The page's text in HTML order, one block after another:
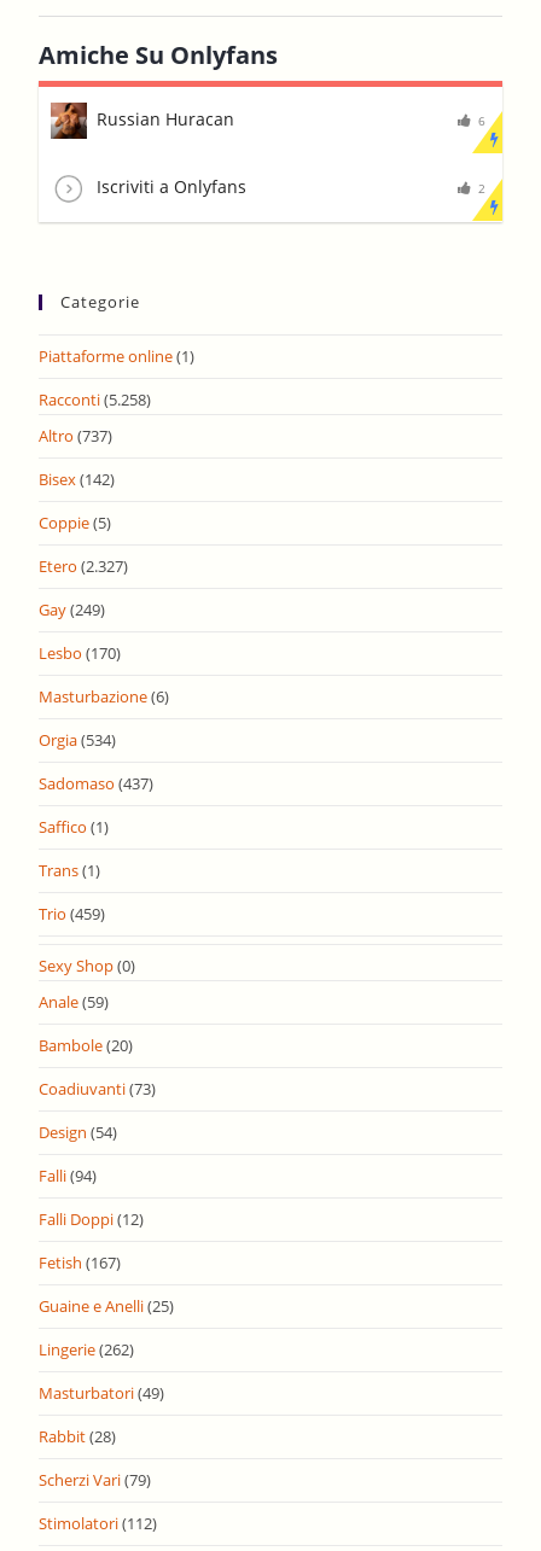
Amiche Su Onlyfans
Russian Huracan 6
Iscriviti a Onlyfans 2
Categorie
Piattaforme online(1)
Racconti(5.258)
Altro (737)
Bisex(142)
Coppie(5)
Etero (2.327)
Gay(249)
Lesbo (170)
Masturbazione(6)
Orgia(534)
Sadomaso (437)
Saffico (1)
Trans(1)
Trio (459)
Sexy Shop(0)
Anale(59)
Bambole(20)
Coadiuvanti(73)
Design (54)
Falli(94)
Falli Doppi(12)
Fetish (167)
Guaine e Anelli(25)
Lingerie(262)
Masturbatori(49)
Rabbit(28)
Scherzi Vari(79)
Stimolatori(112)